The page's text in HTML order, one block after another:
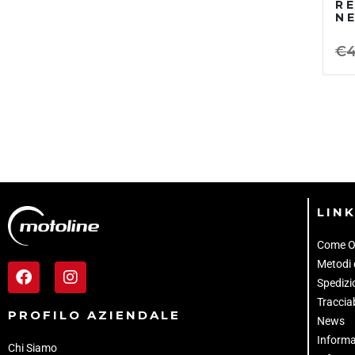
€
PROFILO AZIENDALE
Chi Siamo
Come
Metodi
News